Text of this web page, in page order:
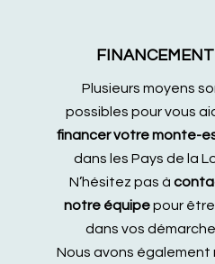
FINANCEMENT
Plusieurs moyens
possibles pour vous
financer votre monte-
dans les Pays de la
N’hésitez pas à
notre équipepour
dans vos
Nous avons également